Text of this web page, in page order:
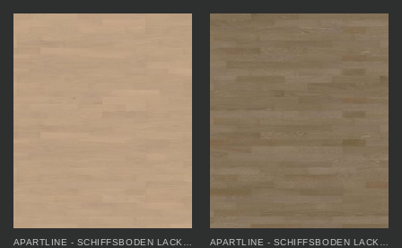
APARTLINE - SCHIFFSBODEN LACKIERT APARTLINE - SCHIFFSBODEN LACKIERT